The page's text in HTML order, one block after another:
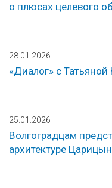
о плюсах целевого
28.01.2026
«Диалог» с
25.01.2026
Волгоградцам
архитектуре